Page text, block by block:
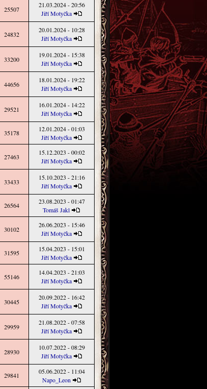
25507
21.03.2024 - 20:56
Jiří Motyčka
24832
20.01.2024 - 10:28
Jiří Motyčka
33200
19.01.2024 - 15:38
Jiří Motyčka
44656
18.01.2024 - 19:22
Jiří Motyčka
29521
16.01.2024 - 14:22
Jiří Motyčka
35178
12.01.2024 - 01:03
Jiří Motyčka
27463
15.12.2023 - 00:02
Jiří Motyčka
33433
15.10.2023 - 21:16
Jiří Motyčka
26564
23.08.2023 - 01:47
Tomáš Jakl
30102
26.06.2023 - 15:46
Jiří Motyčka
31595
15.04.2023 - 15:01
Jiří Motyčka
55146
14.04.2023 - 21:03
Jiří Motyčka
30445
20.09.2022 - 16:42
Jiří Motyčka
29959
21.08.2022 - 07:58
Jiří Motyčka
28930
10.07.2022 - 08:29
Jiří Motyčka
29841
05.06.2022 - 11:04
Napo_Leon